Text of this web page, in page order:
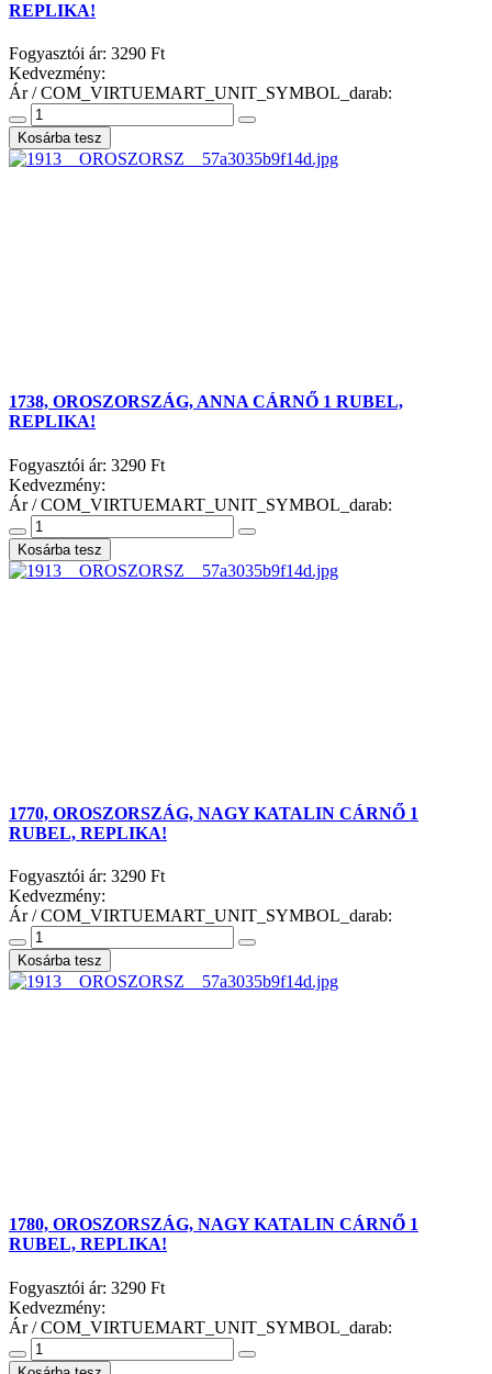
REPLIKA!
Fogyasztói ár: 3290 Ft
Kedvezmény:
Ár / COM_VIRTUEMART_UNIT_SYMBOL_darab:
1738, OROSZORSZÁG, ANNA CÁRNŐ 1 RUBEL,
REPLIKA!
Fogyasztói ár: 3290 Ft
Kedvezmény:
Ár / COM_VIRTUEMART_UNIT_SYMBOL_darab:
1770, OROSZORSZÁG, NAGY KATALIN CÁRNŐ 1
RUBEL, REPLIKA!
Fogyasztói ár: 3290 Ft
Kedvezmény:
Ár / COM_VIRTUEMART_UNIT_SYMBOL_darab:
1780, OROSZORSZÁG, NAGY KATALIN CÁRNŐ 1
RUBEL, REPLIKA!
Fogyasztói ár: 3290 Ft
Kedvezmény:
Ár / COM_VIRTUEMART_UNIT_SYMBOL_darab: